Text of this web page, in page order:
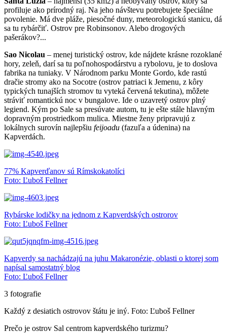
profiluje ako prírodný raj. Na jeho návštevu potrebujete špeciálne
povolenie. Má dve pláže, piesočné duny, meteorologickú stanicu, dá
sa tu rybárčiť. Ostrov pre Robinsonov. Alebo drogových
pašerákov?...
Sao Nicolau – menej turistický ostrov, kde nájdete krásne rozoklané
hory, zeleň, darí sa tu poľnohospodárstvu a rybolovu, je to doslova
fabrika na tuniaky. V Národnom parku Monte Gordo, kde rastú
dračie stromy ako na Socotre (ostrov patriaci k Jemenu, z kôry
typických tunajších stromov tu vyteká červená tekutina), môžete
stráviť romantickú noc v bungalove. Ide o uzavretý ostrov plný
legiend. Kým po Sale sa presúvate autom, tu je ešte stále hlavným
dopravným prostriedkom mulica. Miestne ženy pripravujú z
lokálnych surovín najlepšiu feijoadu (fazuľa a údenina) na
Kapverdách.
77% Kapverďanov sú Rímskokatolíci
Foto: Ľuboš Fellner
Rybárske lodičky na jednom z Kapverdských ostrorov
Foto: Ľuboš Fellner
Kapverdy sa nachádzajú na juhu Makaronézie, oblasti o ktorej som
napísal samostatný blog
Foto: Ľuboš Fellner
3 fotografie
Každý z desiatich ostrovov štátu je iný. Foto: Ľuboš Fellner
Prečo je ostrov Sal centrom kapverdského turizmu?